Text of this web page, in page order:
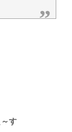
が！脱毛モメ
す